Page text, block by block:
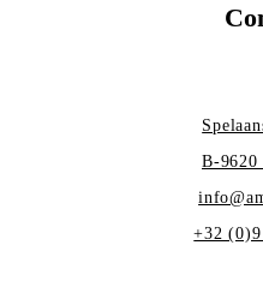
B-9620
+32